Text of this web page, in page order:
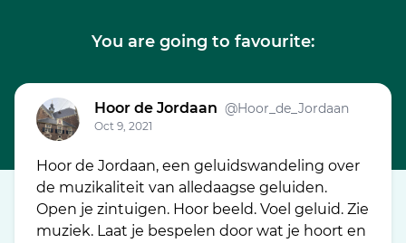
You are going to favourite:
Hoor de Jordaan @Hoor_de_Jordaan
Oct 9, 2021
Hoor de Jordaan, een geluidswandeling over
de muzikaliteit van alledaagse geluiden.
Open je zintuigen. Hoor beeld. Voel geluid. Zie
muziek. Laat je bespelen door wat je hoort en